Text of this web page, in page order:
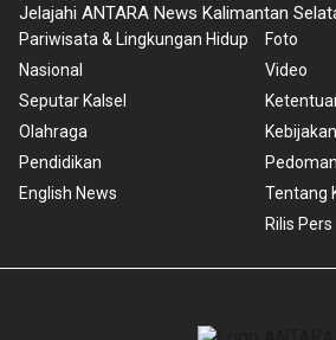
Jelajahi ANTARA News Kalimantan
Pariwisata & Lingkungan Hidup
Nasional
Seputar Kalsel
Olahraga
Pendidikan
English News
Foto
Video
Tentang
Rilis Pers